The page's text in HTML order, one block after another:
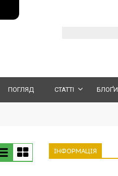
ПОГЛЯД СТАТТІ БЛОҐИ
ІНФОРМАЦІЯ